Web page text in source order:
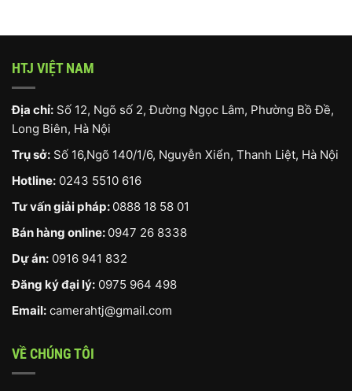
HTJ VIỆT NAM
Địa chỉ: Số 12, Ngõ số 2, Đường Ngọc Lâm, Phường Bồ Đề,
Long Biên, Hà Nội
Trụ sở: Số 16,Ngõ 140/1/6, Nguyễn Xiển, Thanh Liệt, Hà Nội
Hotline: 0243 5510 616
Tư vấn giải pháp: 0888 18 58 01
Bán hàng online: 0947 26 8338
Dự án: 0916 941 832
Đăng ký đại lý: 0975 964 498
Email: camerahtj@gmail.com
VỀ CHÚNG TÔI